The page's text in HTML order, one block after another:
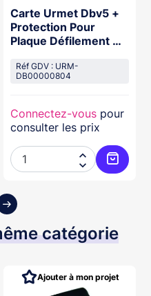
au panier
Carte Urmet Dbv5 +
Protection Pour
Plaque Défilement Db
Réf GDV : URM-
DB00000804
Connectez-vous pour
consulter les prix


catégorie
Ajouter à mon projet